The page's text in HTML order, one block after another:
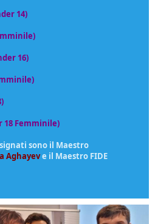
14)
16)
18 Femminile)
sono il Maestro
Aghayeve il Maestro FIDE